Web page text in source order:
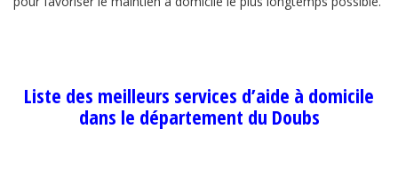
Liste des meilleurs services d’aide à domicile
dans le département du Doubs